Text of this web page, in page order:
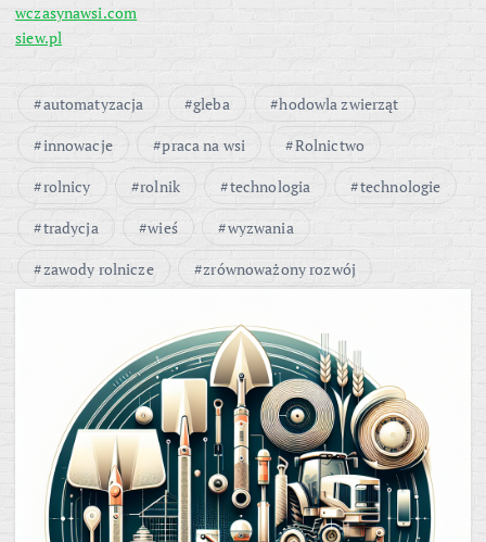
wczasynawsi.com
siew.pl
automatyzacja gleba
hodowla zwierząt
innowacje
praca na wsi
Rolnictwo
rolnicy
rolnik technologia
technologie
tradycja
wieś
wyzwania
zawody rolnicze
zrównoważony rozwój